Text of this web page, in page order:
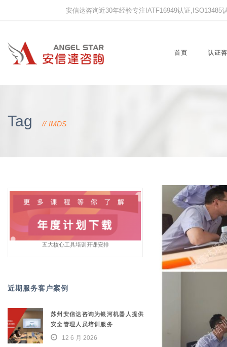
安信达咨询近30年经验专注IATF16949认证
首页 认证
Tag IMDS
五大核心工具培训开课安排
近期服务客户案例
苏州安信达咨询为银河机器人提供
安全管理人员培训服务
12 6 月 2026